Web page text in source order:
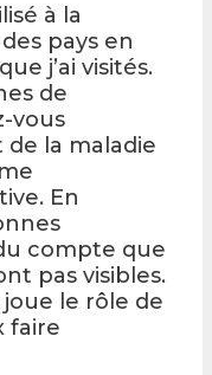
à la
pays en
j’ai visités.
de
vous
la maladie
En
compte que
pas visibles.
le rôle de
faire